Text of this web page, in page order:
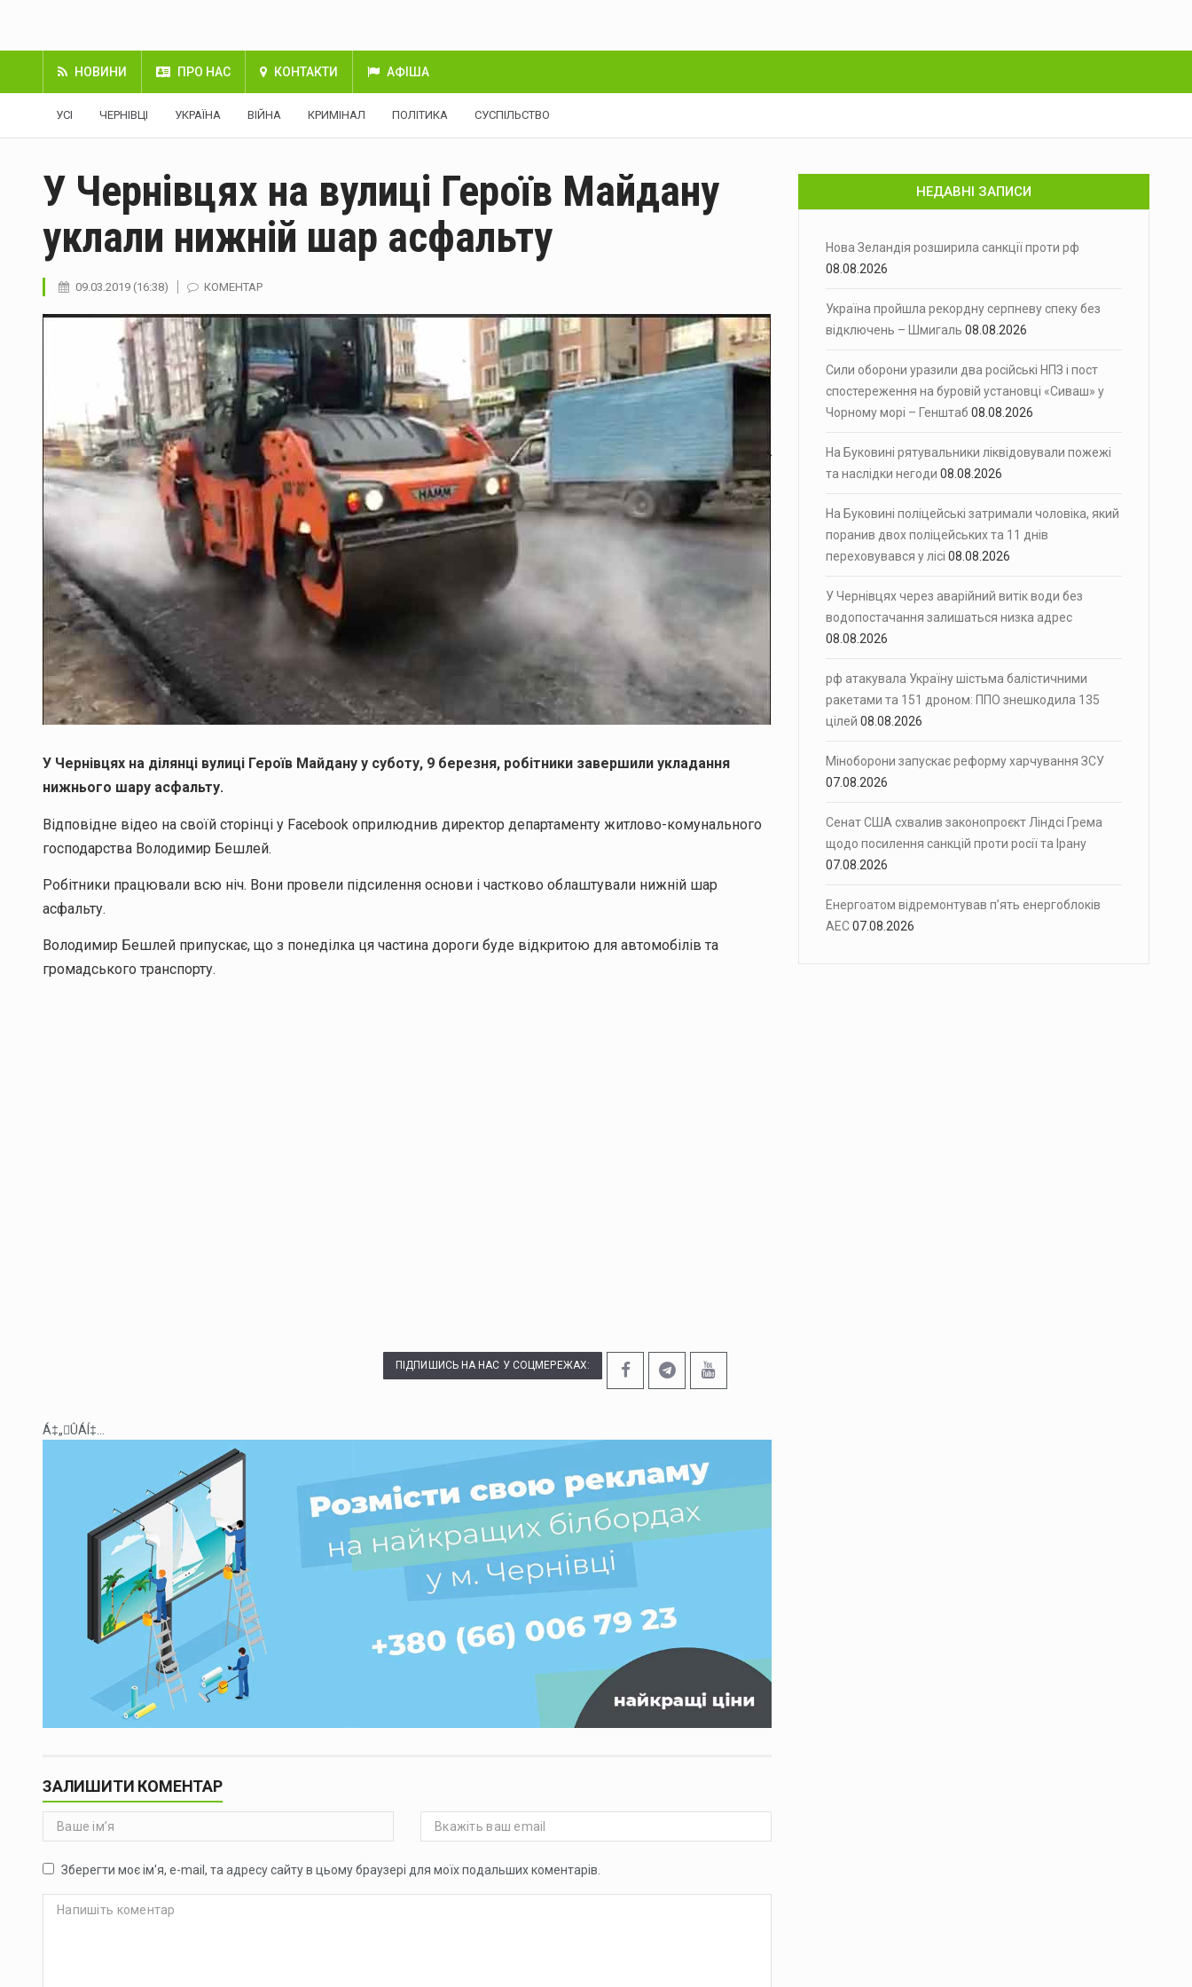
НОВИНИ ПРО НАС КОНТАКТИ АФІША
УСІ ЧЕРНІВЦІ УКРАЇНА ВІЙНА КРИМІНАЛ ПОЛІТИКА СУСПІЛЬСТВО
У Чернівцях на вулиці Героїв Майдану
уклали нижній шар асфальту
09.03.2019 (16:38) КОМЕНТАР
У Чернівцях на ділянці вулиці Героїв Майдану у суботу, 9 березня, робітники завершили укладання
нижнього шару асфальту.
Відповідне відео на своїй сторінці у Facebook оприлюднив директор департаменту житлово-комунального
господарства Володимир Бешлей.
Робітники працювали всю ніч. Вони провели підсилення основи і частково облаштували нижній шар
асфальту.
Володимир Бешлей припускає, що з понеділка ця частина дороги буде відкритою для автомобілів та
громадського транспорту.
ПІДПИШИСЬ НА НАС У СОЦМЕРЕЖАХ:
Á‡„ÛÁÍ‡...
ЗАЛИШИТИ КОМЕНТАР
Зберегти моє ім'я, e-mail, та адресу сайту в цьому браузері для моїх подальших коментарів.
НЕДАВНІ ЗАПИСИ
Нова Зеландія розширила санкції проти рф
08.08.2026
Україна пройшла рекордну серпневу спеку без
відключень – Шмигаль 08.08.2026
Сили оборони уразили два російські НПЗ і пост
спостереження на буровій установці «Сиваш» у
Чорному морі – Генштаб 08.08.2026
На Буковині рятувальники ліквідовували пожежі
та наслідки негоди 08.08.2026
На Буковині поліцейські затримали чоловіка, який
поранив двох поліцейських та 11 днів
переховувався у лісі 08.08.2026
У Чернівцях через аварійний витік води без
водопостачання залишаться низка адрес
08.08.2026
рф атакувала Україну шістьма балістичними
ракетами та 151 дроном: ППО знешкодила 135
цілей 08.08.2026
Міноборони запускає реформу харчування ЗСУ
07.08.2026
Сенат США схвалив законопроєкт Ліндсі Грема
щодо посилення санкцій проти росії та Ірану
07.08.2026
Енергоатом відремонтував п’ять енергоблоків
АЕС07.08.2026